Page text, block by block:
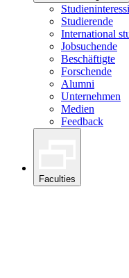
Studierende
International
Jobsuchende
Beschäftigte
Forschende
Alumni
Unternehmen
Medien
Feedback
Faculties